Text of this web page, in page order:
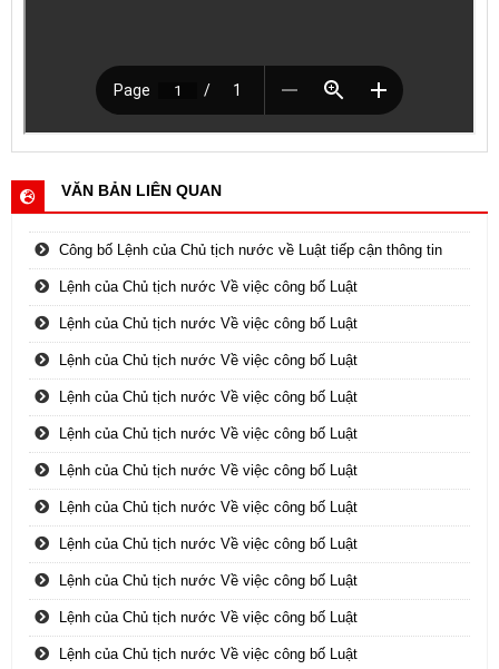
VĂN BẢN LIÊN QUAN
Công bố Lệnh của Chủ tịch nước về Luật tiếp cận thông tin
Lệnh của Chủ tịch nước Về việc công bố Luật
Lệnh của Chủ tịch nước Về việc công bố Luật
Lệnh của Chủ tịch nước Về việc công bố Luật
Lệnh của Chủ tịch nước Về việc công bố Luật
Lệnh của Chủ tịch nước Về việc công bố Luật
Lệnh của Chủ tịch nước Về việc công bố Luật
Lệnh của Chủ tịch nước Về việc công bố Luật
Lệnh của Chủ tịch nước Về việc công bố Luật
Lệnh của Chủ tịch nước Về việc công bố Luật
Lệnh của Chủ tịch nước Về việc công bố Luật
Lệnh của Chủ tịch nước Về việc công bố Luật